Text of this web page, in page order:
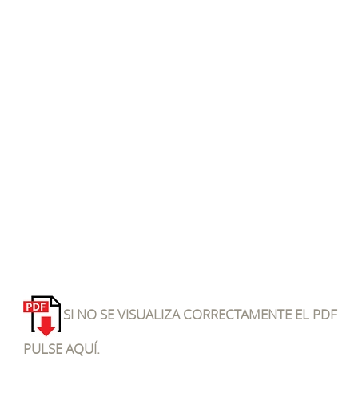
SI NO SE VISUALIZA CORRECTAMENTE EL PDF
PULSE AQUÍ.